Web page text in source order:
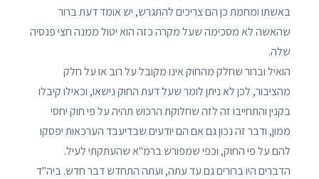
באשתו ומחמת כן הם צריכים להתגרש, יש אומד דעת ברור
שהאשה לא מסכימה שעל מקרה כזה הוא יטול ממנה חצי פנסיה
שלה.
הואיל וברור שחלק מהחוק אינו מקובל על רוב או על חלק
מהציבור, לכן לא ניתן לומר שעל דעת החוק נישאו, וכאילו קיבלו
בקנין והתחייבו זה לזה שחלוקת הרכוש תהיה על פי חוק יחסי
ממון, ודבר זה נכון גם אם הם יודעים שבדיעבד הערכאות יפסקו
להם על פי החוק, וכפי שמפורש ברמ"א שהעתקתי לעיל.
הדברים היו ברורים גם עד עתה, ועתה התחדש דבר חדש. ביה"ד